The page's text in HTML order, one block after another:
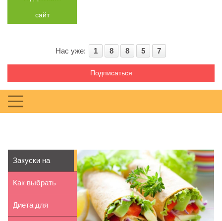
сайт
Нас уже: 1 8 8 5 7
Подписаться
Закуски на
скорую руку:
ТОП-5 р...
Как выбрать
вкусный чай
Диета для